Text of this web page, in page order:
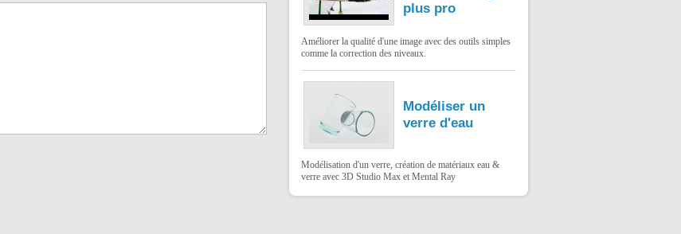
plus pro
Améliorer la qualité d'une image avec des outils simples
comme la correction des niveaux.
Modéliser un
verre d'eau
Modélisation d'un verre, création de matériaux eau &
verre avec 3D Studio Max et Mental Ray